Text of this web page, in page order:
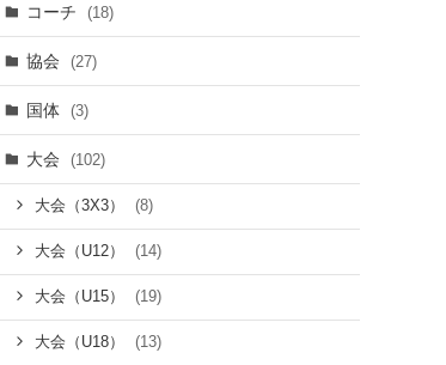
コーチ (18)
協会 (27)
国体 (3)
大会 (102)
大会（3X3） (8)
大会（U12） (14)
大会（U15） (19)
大会（U18） (13)